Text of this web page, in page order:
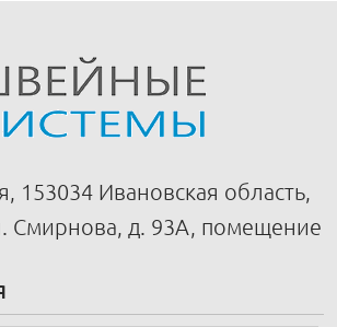
153034 Ивановская область,
Смирнова, д. 93А, помещение